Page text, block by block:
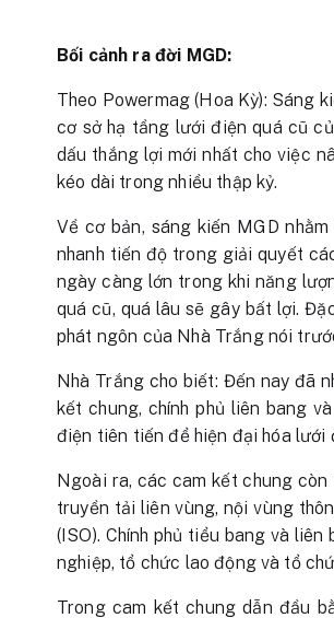
Bối cảnh ra đời MGD:
Theo Powermag (Hoa Kỳ): Sáng
cơ sở hạ tầng lưới điện quá cũ
dấu thắng lợi mới nhất cho việc
kéo dài trong nhiều thập kỷ.
Về cơ bản, sáng kiến MGD
nhanh tiến độ trong giải quyết
ngày càng lớn trong khi năng
quá cũ, quá lâu sẽ gây bất lợi.
phát ngôn của Nhà Trắng nói
Nhà Trắng cho biết: Đến nay đã
kết chung, chính phủ liên bang
điện tiên tiến để hiện đại hóa lưới
Ngoài ra, các cam kết chung
truyền tải liên vùng, nội vùng
(ISO). Chính phủ tiểu bang và
nghiệp, tổ chức lao động và tổ
Trong cam kết chung dẫn đầu